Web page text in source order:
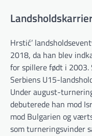
Hrstić’
2018, da han blev
for spillere født i
Serbiens U15-
Under august-
debuterede han mod
mod Bulgarien og
som turneringsvinder